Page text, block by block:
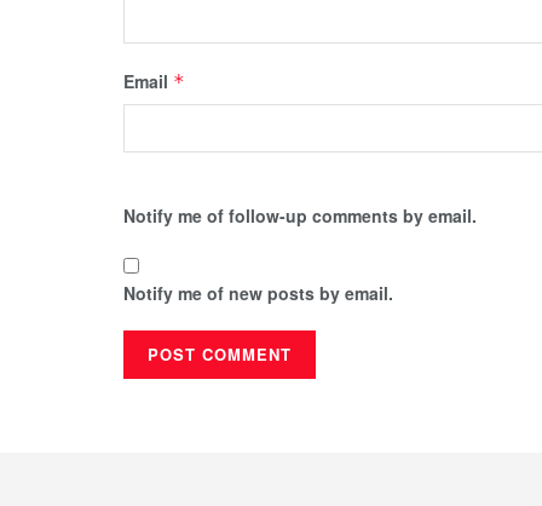
Email *
Notify me of follow-up comments by email.
Notify me of new posts by email.